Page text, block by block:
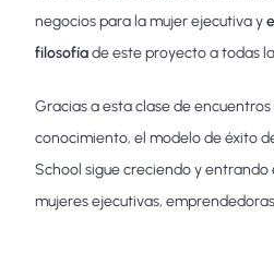
negocios para la mujer ejecutiva y
filosofíade este proyecto a todas
Gracias a esta clase de
conocimiento, el modelo de éxito
School sigue creciendo y entrando
mujeres ejecutivas,